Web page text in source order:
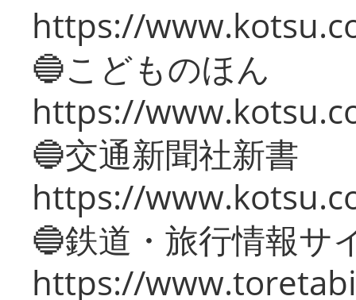
https://
🔵こどものほん
https://
🔵交通新聞社新書
https://
🔵鉄道・旅行情報サ
https://